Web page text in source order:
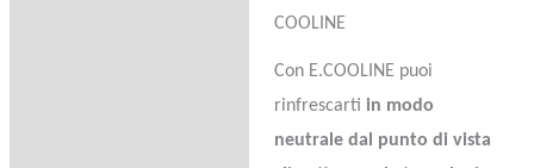
COOLINE
Con E.COOLINE puoi
rinfrescarti in modo
neutrale dal punto di vista